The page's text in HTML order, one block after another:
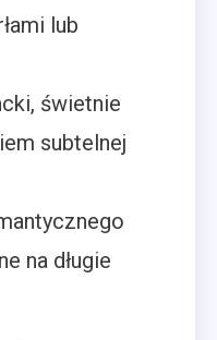
lub
świetnie
subtelnej
na długie